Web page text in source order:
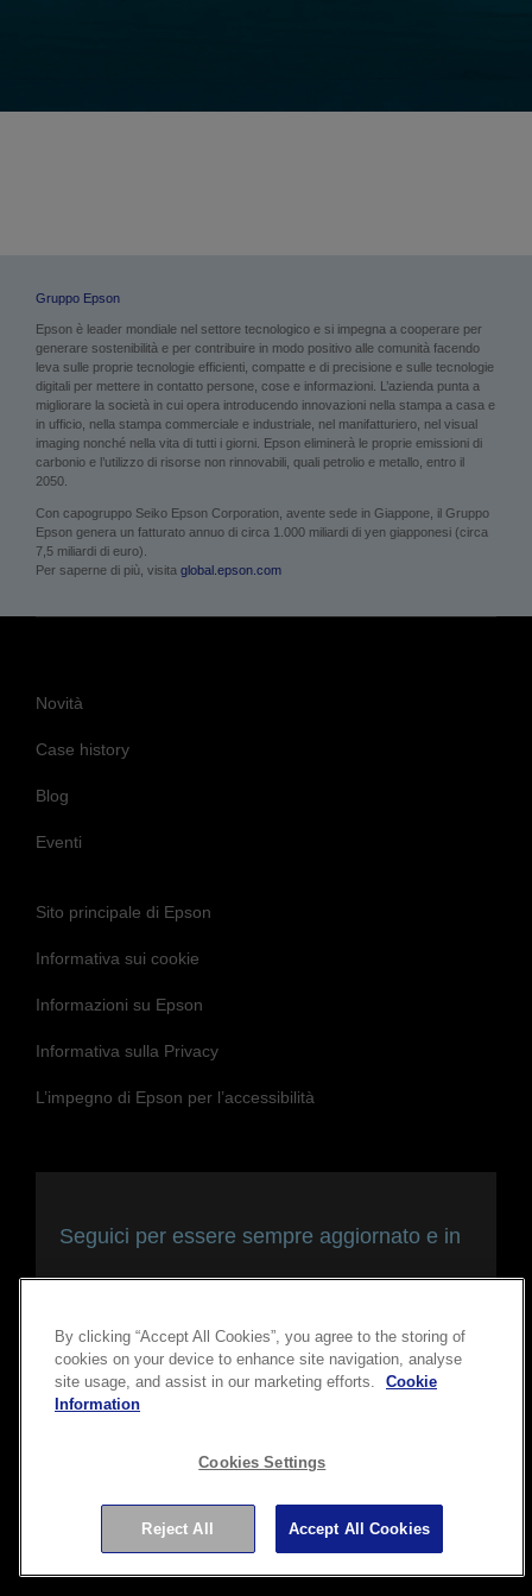
Gruppo Epson
Epson è leader mondiale nel settore tecnologico e si impegna a cooperare per
generare sostenibilità e per contribuire in modo positivo alle comunità facendo
leva sulle proprie tecnologie efficienti, compatte e di precisione e sulle tecnologie
digitali per mettere in contatto persone, cose e informazioni. L’azienda punta a
migliorare la società in cui opera introducendo innovazioni nella stampa a casa e
in ufficio, nella stampa commerciale e industriale, nel manifatturiero, nel visual
imaging nonché nella vita di tutti i giorni. Epson eliminerà le proprie emissioni di
carbonio e l’utilizzo di risorse non rinnovabili, quali petrolio e metallo, entro il
2050.
Con capogruppo Seiko Epson Corporation, avente sede in Giappone, il Gruppo
Epson genera un fatturato annuo di circa 1.000 miliardi di yen giapponesi (circa
7,5 miliardi di euro).
Per saperne di più, visita global.epson.com
Novità
Case history
Blog
Eventi
Sito principale di Epson
Informativa sui cookie
Informazioni su Epson
Informativa sulla Privacy
L’impegno di Epson per l’accessibilità
Seguici per essere sempre aggiornato e in
Copyright © 2026 Seiko Epson Corporation. Tutti i diritti
riservati.
By clicking “Accept All Cookies”, you agree to the storing of
cookies on your device to enhance site navigation, analyse
site usage, and assist in our marketing efforts.
Cookie
Information
Cookies Settings
Reject All Accept All Cookies